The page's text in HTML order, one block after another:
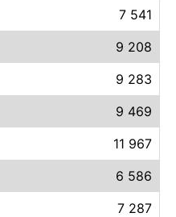
7 541
9 208
9 283
9 469
11 967
6 586
7 287